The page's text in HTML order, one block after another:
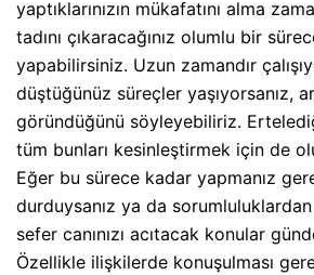
yaptıklarınızın mükafatını alma
tadını çıkaracağınız olumlu bir
yapabilirsiniz. Uzun zamandır
düştüğünüz süreçler yaşıyorsanız,
göründüğünü söyleyebiliriz.
tüm bunları kesinleştirmek için de
Eğer bu sürece kadar yapmanız
durduysanız ya da sorumluluklardan
sefer canınızı acıtacak konular
Özellikle ilişkilerde konuşulması